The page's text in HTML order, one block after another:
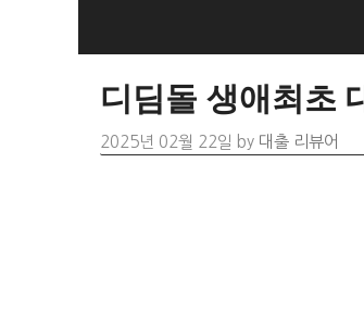
디딤돌 생애최초
2025년 02월 22일 by 대출 리뷰어